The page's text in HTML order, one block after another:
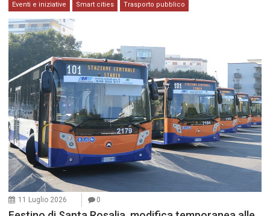
Eventi e iniziative Smart cities Trasporto pubblico
11 Luglio 2026 0